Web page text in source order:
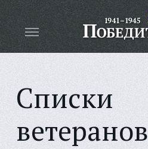
Списки
ветеранов